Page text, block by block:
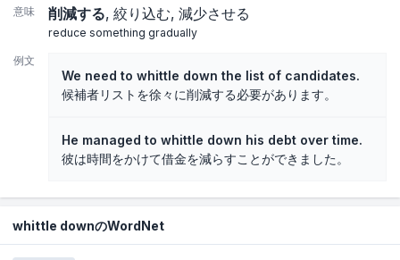
意味 削減する 絞り込む 減少させる
reduce something gradually
例文
We need to whittle down the list of candidates.
候補者リストを徐々に削減する必要があります。
He managed to whittle down his debt over time.
彼は時間をかけて借金を減らすことができました。
whittle downのWordNet